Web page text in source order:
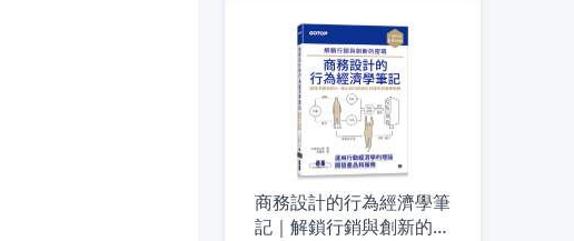
商務設計的行為經濟學筆
記｜解鎖行銷與創新的密